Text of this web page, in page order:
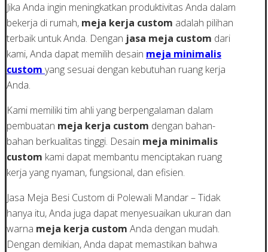
Jika Anda ingin meningkatkan produktivitas Anda dalam
bekerja di rumah, meja kerja custom adalah pilihan
terbaik untuk Anda. Dengan jasa meja custom dari
kami, Anda dapat memilih desain meja minimalis
custom yang sesuai dengan kebutuhan ruang kerja
Anda.
Kami memiliki tim ahli yang berpengalaman dalam
pembuatan meja kerja custom dengan bahan-
bahan berkualitas tinggi. Desain meja minimalis
custom kami dapat membantu menciptakan ruang
kerja yang nyaman, fungsional, dan efisien.
Jasa Meja Besi Custom di Polewali Mandar – Tidak
hanya itu, Anda juga dapat menyesuaikan ukuran dan
warna meja kerja custom Anda dengan mudah.
Dengan demikian, Anda dapat memastikan bahwa